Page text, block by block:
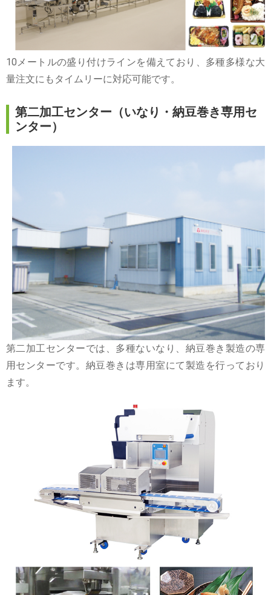
10メートルの盛り付けラインを備えており、多種多様な大
量注文にもタイムリーに対応可能です。
第二加工センター（いなり・納豆巻き専用セ
ンター）
第二加工センターでは、多種ないなり、納豆巻き製造の専
用センターです。納豆巻きは専用室にて製造を行っており
ます。